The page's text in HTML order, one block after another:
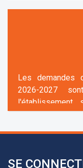
l’avance.
+961 25 601 171
+961 3 669 641
SE